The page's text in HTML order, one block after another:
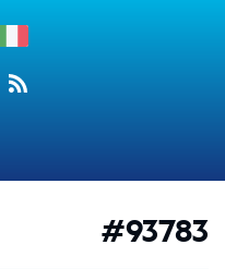
#93783